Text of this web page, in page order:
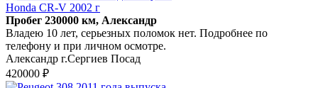
Honda CR-V 2002 г
Пробег 230000 км, Александр
Владею 10 лет, серьезных поломок нет. Подробнее по
телефону и при личном осмотре.
Александр г.Сергиев Посад
420000 ₽